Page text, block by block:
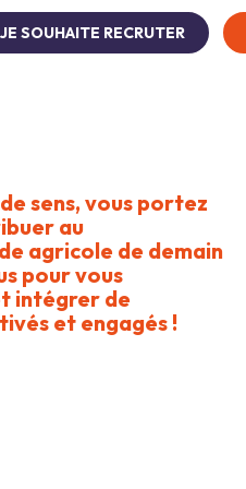
JE SOUHAITE RECRUTER
sens, vous portez
au
agricole de demain
pour vous
intégrer de
et engagés !